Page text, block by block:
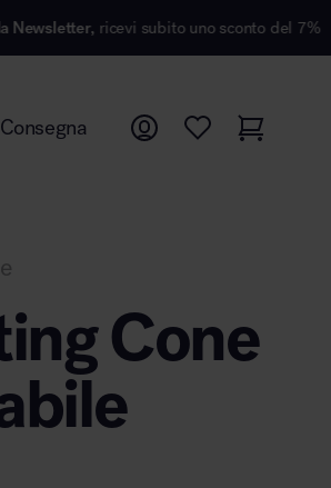
subito uno sconto del 7%
Cone